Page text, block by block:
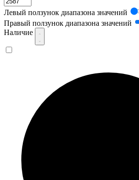
Левый ползунок диапазона значений
Правый ползунок диапазона значений
Наличие